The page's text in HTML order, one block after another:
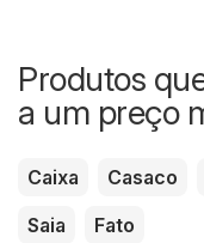
Produtos
a um preço
Caixa Casaco
Saia
Fato